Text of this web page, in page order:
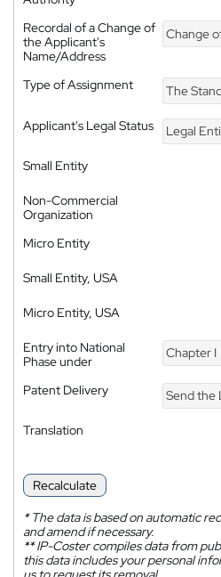
Recordal of a Change of
the Applicant's
Name/Address
Change of
Type of Assignment The
Applicant's Legal Status
Legal
Small Entity
Non-Commercial
Organization
Micro Entity
Small Entity, USA
Micro Entity, USA
Entry into National
Phase under
Chapter I
Patent Delivery Send the
Translation
Recalculate
*The data is based on automatic
and amend if necessary.
**IP-Coster compiles data from
this data includes your personal